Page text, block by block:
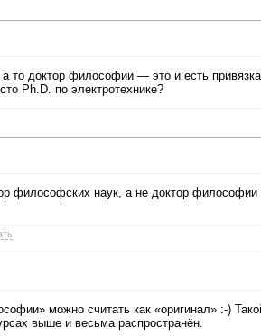
то доктор философии — это и есть
Ph.D. по электротехнике?
философских наук, а не доктор философии
можно считать как «оригинал» :-)
выше и весьма распространён.